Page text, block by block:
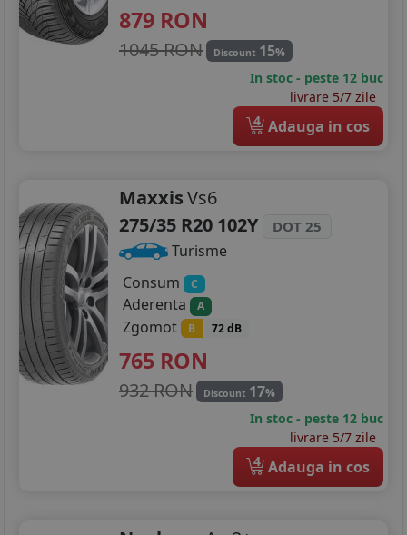
879 RON
1045 RON Discount 15%
In stoc - peste 12 buc
livrare 5/7 zile
4 Adauga in cos
MaxxisVs6
275/35 R20 102Y
DOT 25
Turisme
Consum
C
Aderenta A
Zgomot B 72 dB
765 RON
932 RON Discount 17%
In stoc - peste 12 buc
livrare 5/7 zile
4 Adauga in cos